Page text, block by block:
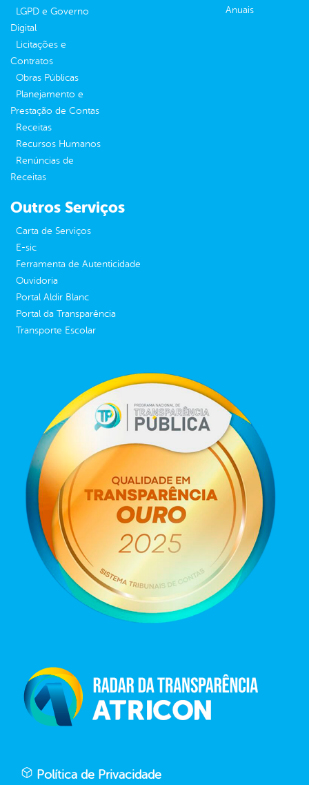
LGPD e Governo
Digital
Licitações e
Contratos
Obras Públicas
Planejamento e
Prestação de Contas
Receitas
Recursos Humanos
Renúncias de
Receitas
Anuais
Outros Serviços
Carta de Serviços
E-sic
Ferramenta de Autenticidade
Ouvidoria
Portal Aldir Blanc
Portal da Transparência
Transporte Escolar
Política de Privacidade